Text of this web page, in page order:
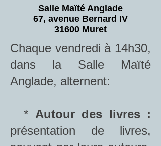
Salle Maïté Anglade
67, avenue Bernard IV
31600 Muret
Chaque vendredi à 14h30,
dans la Salle Maïté
Anglade, alternent:
* Autour des livres :
présentation de livres,